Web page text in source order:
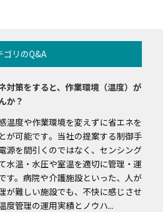
ゴリのQ&A
対策をすると、作業環境（温度）が
か？
温度や作業環境を変えずに省エネを
が可能です。当社の提案する制御手
源を間引くのではなく、センシング
水温・水圧や室温を適切に管理・運
す。病院や介護施設といった、人が
が難しい施設でも、不快に感じさせ
度管理の運用実績とノウハ...